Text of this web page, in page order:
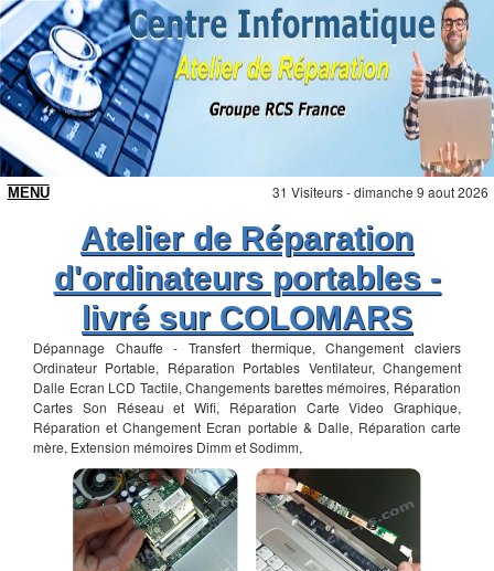
31 Visiteurs - dimanche 9 aout 2026
Atelier de Réparation
d'ordinateurs portables -
livré sur COLOMARS
Dépannage Chauffe - Transfert thermique, Changement claviers
Ordinateur Portable, Réparation Portables Ventilateur, Changement
Dalle Ecran LCD Tactile, Changements barettes mémoires, Réparation
Cartes Son Réseau et Wifi, Réparation Carte Video Graphique,
Réparation et Changement Ecran portable & Dalle, Réparation carte
mère, Extension mémoires Dimm et Sodimm,